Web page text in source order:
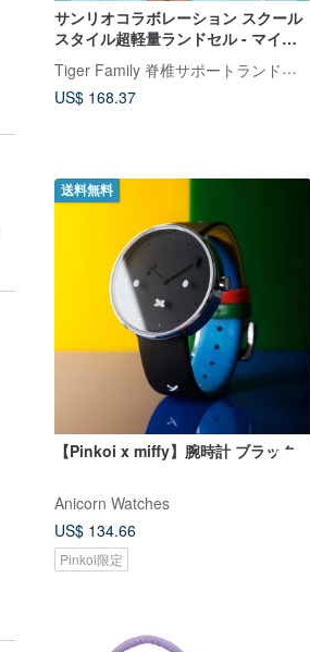
サンリオコラボレーション スクール
スタイル超軽量ランドセル - マイメ
ロディ | 小学校中学年向け (特典 2 点
付き)
Tiger Family 脊椎サポートランドセル・文房具
US$ 168.37
送料無料
【Pinkoi x miffy】腕時計 ブラック
Anicorn Watches
US$ 134.66
Pinkoi限定